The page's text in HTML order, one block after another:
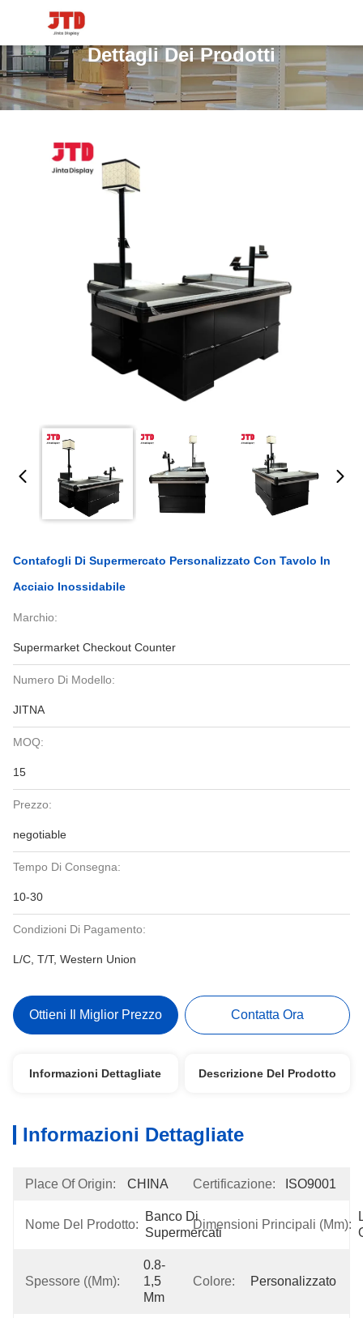
Dettagli Dei Prodotti
Contafogli Di Supermercato Personalizzato Con Tavolo In
Acciaio Inossidabile
Marchio:
Supermarket Checkout Counter
Numero Di Modello:
JITNA
MOQ:
15
Prezzo:
negotiable
Tempo Di Consegna:
10-30
Condizioni Di Pagamento:
L/C, T/T, Western Union
Ottieni Il Miglior Prezzo Contatta Ora
Informazioni Dettagliate Descrizione Del Prodotto
Informazioni Dettagliate
Place Of Origin: CHINA Certificazione: ISO9001
Nome Del Prodotto:
Banco Di
Supermercati
Dimensioni Principali (mm):
Spessore ((mm):
0.8-
1,5
Mm
Colore: Personalizzato